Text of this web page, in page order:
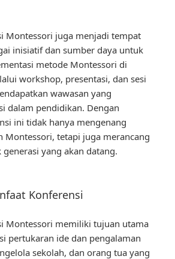
Montessori juga menjadi tempat
inisiatif dan sumber daya untuk
metode Montessori di
workshop, presentasi, dan sesi
wawasan yang
dalam pendidikan. Dengan
ini tidak hanya mengenang
Montessori, tetapi juga merancang
yang akan datang.
Konferensi
Montessori memiliki tujuan utama
pertukaran ide dan pengalaman
sekolah, dan orang tua yang